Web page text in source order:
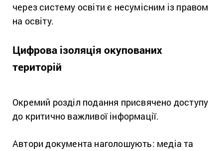
через систему освіти є несумісним із правом
на освіту.
Цифрова ізоляція окупованих
територій
Окремий розділ подання присвячено доступу
до критично важливої інформації.
Автори документа наголошують: медіа та